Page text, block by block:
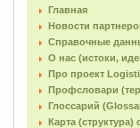
Главная
Новости
Справочные
О нас (истоки,
Про проект
Профсловари
Глоссарий
Карта (структура)